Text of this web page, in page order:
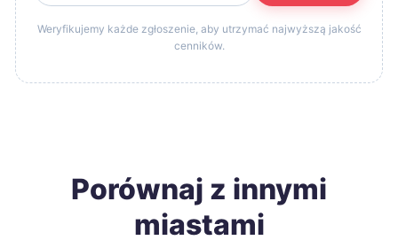
Weryfikujemy każde zgłoszenie, aby utrzymać najwyższą jakość
cenników.
Porównaj z innymi
miastami